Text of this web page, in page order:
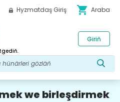
Hyzmatdaş Giriş shopping_cart Araba
Giriň
we birleşdirmek